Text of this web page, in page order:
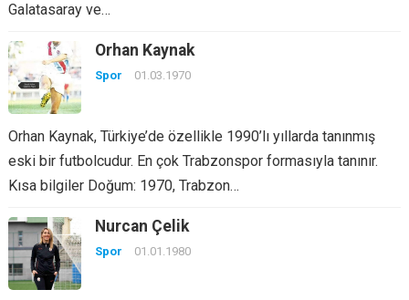
Galatasaray ve…
Orhan Kaynak
Spor 01.03.1970
Orhan Kaynak, Türkiye’de özellikle 1990’lı yıllarda tanınmış
eski bir futbolcudur. En çok Trabzonspor formasıyla tanınır.
Kısa bilgiler Doğum: 1970, Trabzon…
Nurcan Çelik
Spor 01.01.1980